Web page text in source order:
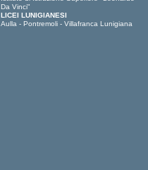
Da Vinci"
LICEI LUNIGIANESI
Aulla - Pontremoli - Villafranca Lunigiana